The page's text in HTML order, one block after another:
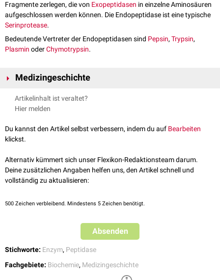
Fragmente zerlegen, die von Exopeptidasen in einzelne Aminosäuren
aufgeschlossen werden können. Die Endopeptidase ist eine typische
Serinprotease.
Bedeutende Vertreter der Endopeptidasen sind Pepsin, Trypsin,
Plasmin oderChymotrypsin.
Medizingeschichte
Die Endopeptidase wurde vom russischen Physiologen und
Nobelpreisträger
jedoch um eine Hydrolyse handelte und nicht um eine
Phosphorylierung
wurde der Name Endopeptidase eingeführt.
Artikelinhalt ist veraltet?
Hier melden
Du kannst den Artikel selbst verbessern, indem du auf Bearbeiten
klickst.
Alternativ kümmert sich unser Flexikon-Redaktionsteam darum.
Deine zusätzlichen Angaben helfen uns, den Artikel schnell und
vollständig zu aktualisieren:
500 Zeichen verbleibend. Mindestens 5 Zeichen benötigt.
Absenden
Stichworte: Enzym, Peptidase
Fachgebiete: Biochemie, Medizingeschichte